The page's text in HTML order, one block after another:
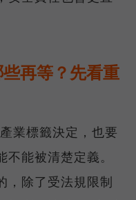
再等？先看重
業標籤決定，也要
能被清楚定義。
，除了受法規限制